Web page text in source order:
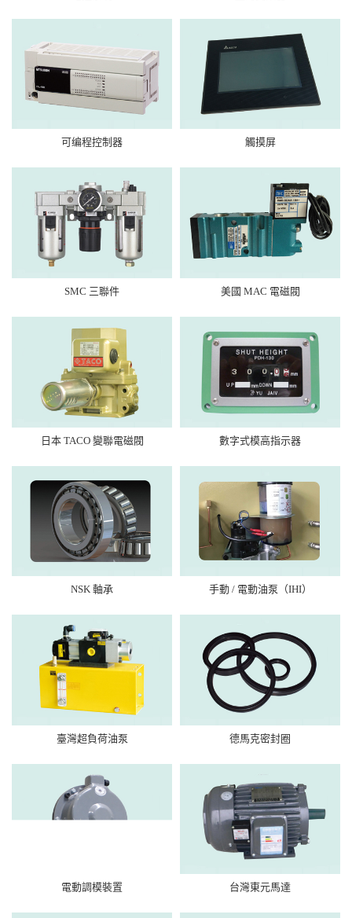
可编程控制器 觸摸屏
SMC 三聯件 美國 MAC 電磁閥
日本 TACO 變聯電磁閥 數字式模高指示器
NSK 軸承 手動 / 電動油泵（IHI）
臺灣超負荷油泵 德馬克密封圈
電動調模裝置 台灣東元馬達